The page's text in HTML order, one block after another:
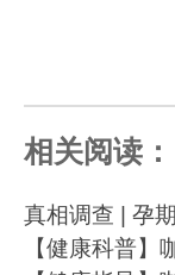
相关阅读：
真相调查 | 孕
【健康科普